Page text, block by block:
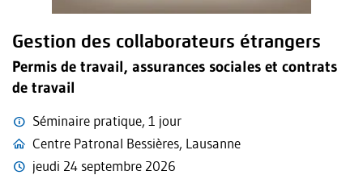
Gestion des collaborateurs étrangers
Permis de travail, assurances sociales et contrats
de travail
Séminaire pratique, 1 jour
Centre Patronal Bessières, Lausanne
jeudi 24 septembre 2026